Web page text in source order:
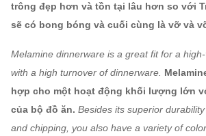
trông đẹp hơn và tồn tại lâu hơn so với
sẽ có bong bóng và cuối cùng là vỡ và
Melamine dinnerware is a great fit for a
with a high turnover of dinnerware.
hợp cho một hoạt động khối lượng lớn
của bộ đồ ăn. Besides its superior
and chipping, you also have a variety of